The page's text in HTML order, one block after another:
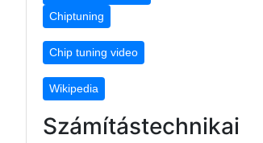
Chiptuning
Chip tuning video
Wikipedia
Számítástechnikai